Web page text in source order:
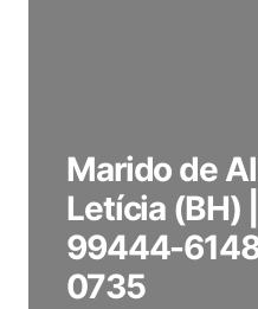
Marido de
Letícia (BH)
99444-
0735